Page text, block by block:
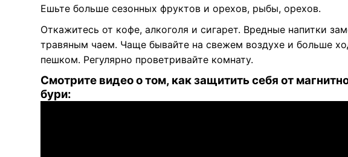
Ешьте больше сезонных фруктов и орехов, рыбы, орехов.
Откажитесь от кофе, алкоголя и сигарет. Вредные напитки
травяным чаем. Чаще бывайте на свежем воздухе и больше
пешком. Регулярно проветривайте комнату.
Смотрите видео о том, как защитить себя от
бури: